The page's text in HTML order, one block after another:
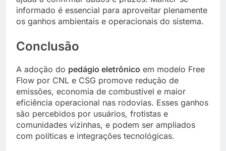
informado é essencial para aproveitar plenamente
os ganhos ambientais e operacionais do sistema.
Conclusão
A adoção do pedágio eletrônico em modelo Free
Flow por CNL e CSG promove redução de
emissões, economia de combustível e maior
eficiência operacional nas rodovias. Esses ganhos
são percebidos por usuários, frotistas e
comunidades vizinhas, e podem ser ampliados
com políticas e integrações tecnológicas.